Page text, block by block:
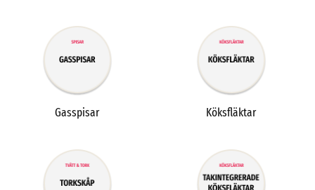
Gasspisar Köksfläktar